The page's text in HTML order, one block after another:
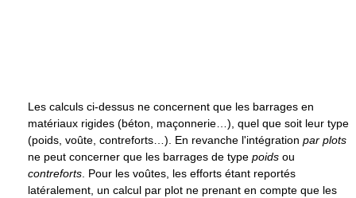
Les calculs ci-dessus ne concernent que les barrages en
matériaux rigides (béton, maçonnerie…), quel que soit leur type
(poids, voûte, contreforts…). En revanche l'intégration par plots
ne peut concerner que les barrages de type poids ou
contreforts. Pour les voûtes, les efforts étant reportés
latéralement, un calcul par plot ne prenant en compte que les